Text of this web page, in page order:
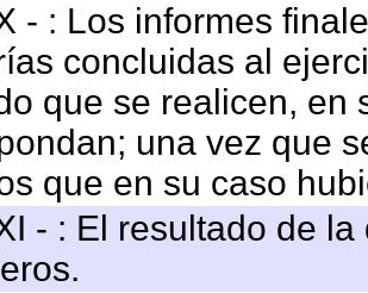
- : Los informes
concluidas al
que se realicen, en
una vez que
que en su caso
- : El resultado de